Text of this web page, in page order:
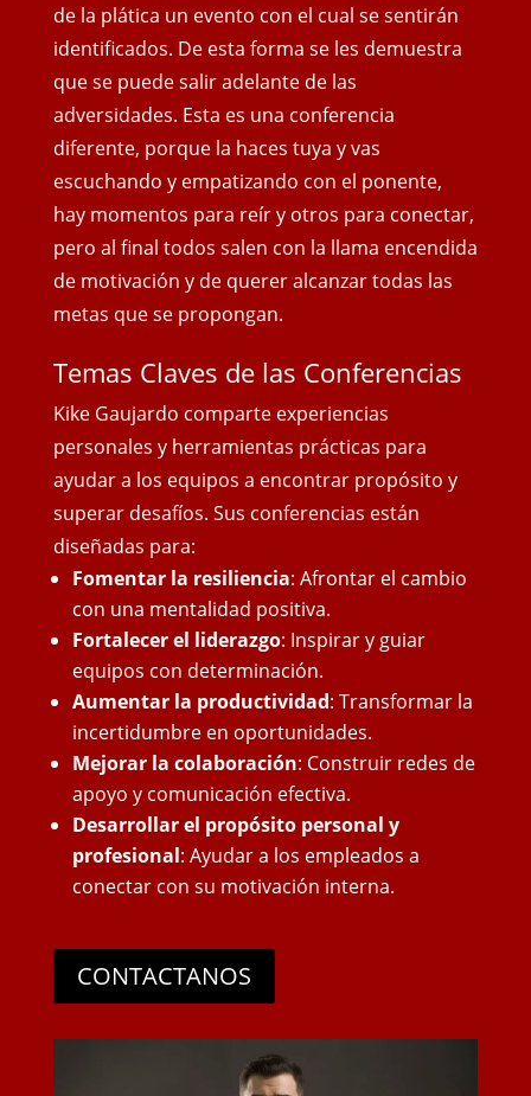
de la plática un evento con el cual se sentirán
identificados. De esta forma se les demuestra
que se puede salir adelante de las
adversidades. Esta es una conferencia
diferente, porque la haces tuya y vas
escuchando y empatizando con el ponente,
hay momentos para reír y otros para conectar,
pero al final todos salen con la llama encendida
de motivación y de querer alcanzar todas las
metas que se propongan.
Temas Claves de las Conferencias
Kike Gaujardo comparte experiencias
personales y herramientas prácticas para
ayudar a los equipos a encontrar propósito y
superar desafíos. Sus conferencias están
diseñadas para:
Fomentar la resiliencia: Afrontar el cambio
con una mentalidad positiva.
Fortalecer el liderazgo: Inspirar y guiar
equipos con determinación.
Aumentar la productividad: Transformar la
incertidumbre en oportunidades.
Mejorar la colaboración: Construir redes de
apoyo y comunicación efectiva.
Desarrollar el propósito personal y
profesional: Ayudar a los empleados a
conectar con su motivación interna.
CONTACTANOS